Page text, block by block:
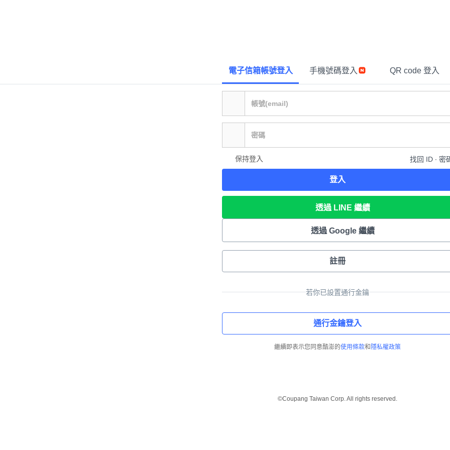
電子信箱帳號登入 手機號碼登入 QR code 登入
保持登入 找回 ID ∙ 密
登入
透過 LINE 繼續
透過 Google 繼續
註冊
若你已設置通行金鑰
通行金鑰登入
繼續即表示您同意酷澎的使用條款和 隱私權政策
©Coupang Taiwan Corp. All rights reserved.